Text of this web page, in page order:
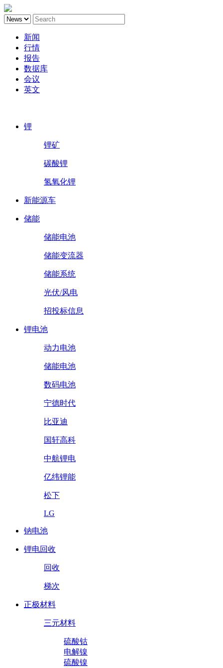
新闻
行情
报告
数据库
会议
英文
锂
锂矿
碳酸锂
氢氧化锂
新能源车
储能
储能电池
储能变流器
储能系统
光伏/风电
招投标信息
锂电池
动力电池
储能电池
数码电池
宁德时代
比亚迪
国轩高科
中航锂电
亿纬锂能
松下
LG
钠电池
锂电回收
回收
梯次
正极材料
三元材料
硫酸钴
电解镍
硫酸镍